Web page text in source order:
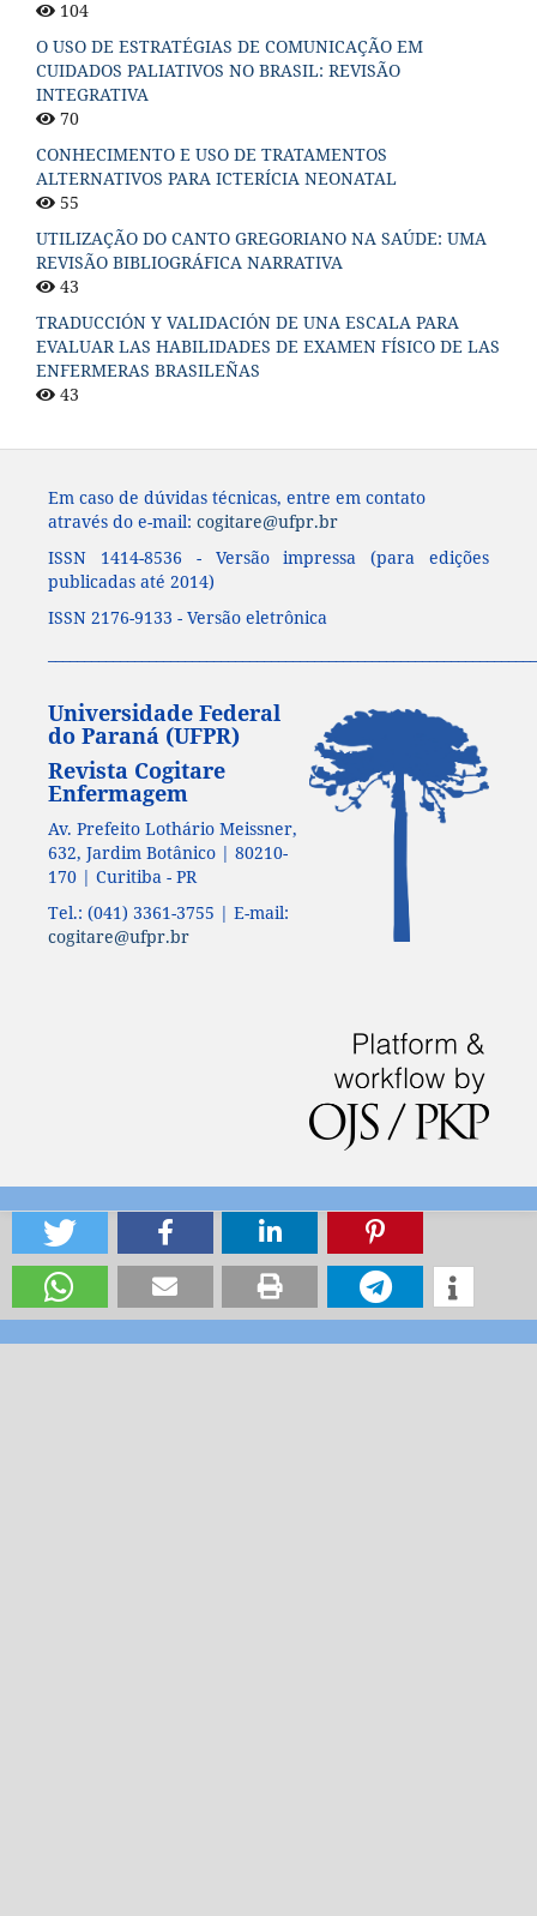
104
O USO DE ESTRATÉGIAS DE COMUNICAÇÃO EM
CUIDADOS PALIATIVOS NO BRASIL: REVISÃO
INTEGRATIVA
70
CONHECIMENTO E USO DE TRATAMENTOS
ALTERNATIVOS PARA ICTERÍCIA NEONATAL
55
UTILIZAÇÃO DO CANTO GREGORIANO NA SAÚDE: UMA
REVISÃO BIBLIOGRÁFICA NARRATIVA
43
TRADUCCIÓN Y VALIDACIÓN DE UNA ESCALA PARA
EVALUAR LAS HABILIDADES DE EXAMEN FÍSICO DE LAS
ENFERMERAS BRASILEÑAS
43
Em caso de dúvidas técnicas, entre em contato
através do e-mail: cogitare@ufpr.br
ISSN 1414-8536 - Versão impressa (para edições
publicadas até 2014)
ISSN 2176-9133 - Versão eletrônica
Universidade Federal
do Paraná (UFPR)
Revista Cogitare
Enfermagem
Av. Prefeito Lothário Meissner,
632, Jardim Botânico | 80210-
170 | Curitiba - PR
Tel.: (041) 3361-3755 | E-mail:
cogitare@ufpr.br